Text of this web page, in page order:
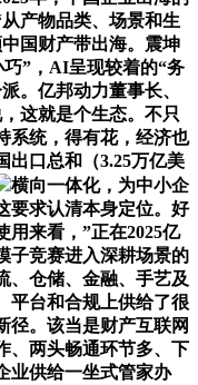
产物品类、场景和生
国财产带出海。震坤
”，AI呈现较着的“务
。亿邦动力董事长、
这就是个生态。不只
系统，得有花，经济也
出口总和（3.25万亿美
横向一体化，为中小企
要求认清本身定位。好
用来看，”正在2025亿
子竞赛进入深耕场景的
、仓储、金融、手艺及
平台和合规上供给了很
径。该当是财产互联网
、两头畅通环节多、下
业供给一坐式管家办